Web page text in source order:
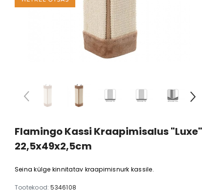
Flamingo Kassi Kraapimisalus "Luxe"
22,5x49x2,5cm
Seina külge kinnitatav kraapimisnurk kassile.
Tootekood: 5346108